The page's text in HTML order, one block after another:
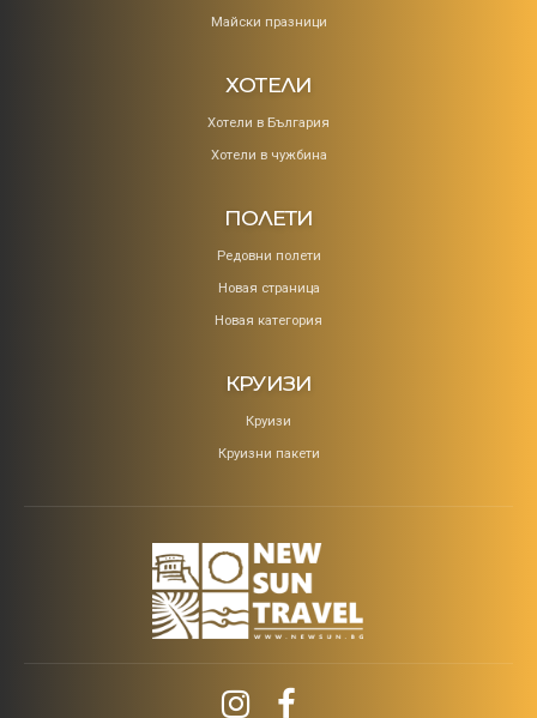
Майски празници
ХОТЕЛИ
Хотели в България
Хотели в чужбина
ПОЛЕТИ
Редовни полети
Новая страница
Новая категория
КРУИЗИ
Круизи
Круизни пакети